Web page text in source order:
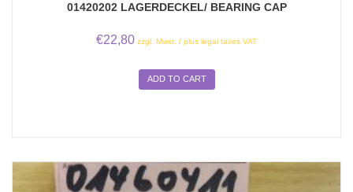
01420202 LAGERDECKEL/ BEARING CAP
€22,80 zzgl. Mwst. / plus legal taxes VAT
ADD TO CART